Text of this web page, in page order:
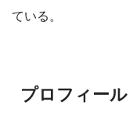
ている。
プロフィール